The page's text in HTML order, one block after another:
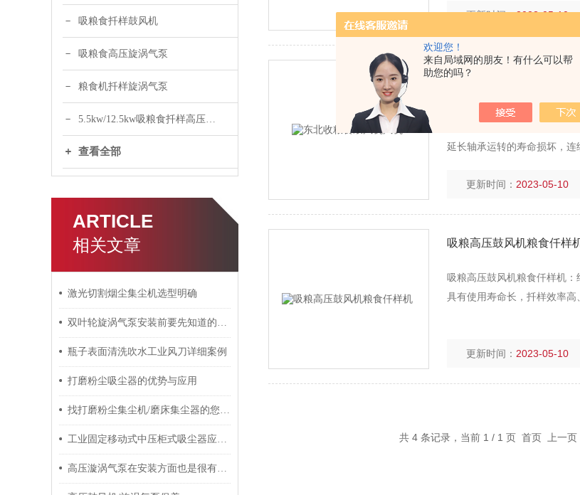
欢迎您！
来自局域网的朋友！有什么可以帮
助您的吗？
吸粮食扦样鼓风机
吸粮食高压旋涡气泵
粮食机扦样旋涡气泵
5.5kw/12.5kw吸粮食扦样高压风机
查看全部
ARTICLE
相关文章
激光切割烟尘集尘机选型明确
双叶轮旋涡气泵安装前要先知道的一些事
瓶子表面清洗吹水工业风刀详细案例​
打磨粉尘吸尘器的优势与应用
找打磨粉尘集尘机/磨床集尘器的您-这些消息可以了解一下
工业固定移动式中压柜式吸尘器应用/工作原理
高压漩涡气泵在安装方面也是很有讲究的
更新时间：2023-05-10
东北收粮食鼓风机风机
东北收粮食鼓风机风机的轴
轴承，在动件上面，我们力
延长轴承运转的寿命损坏，
更新时间：2023-05-10
吸粮高压鼓风机粮食仟样
吸粮高压鼓风机粮食仟样机
具有使用寿命长，扦样效率高
更新时间：2023-05-10
共 4 条记录，当前 1 / 1 页 首页 上一